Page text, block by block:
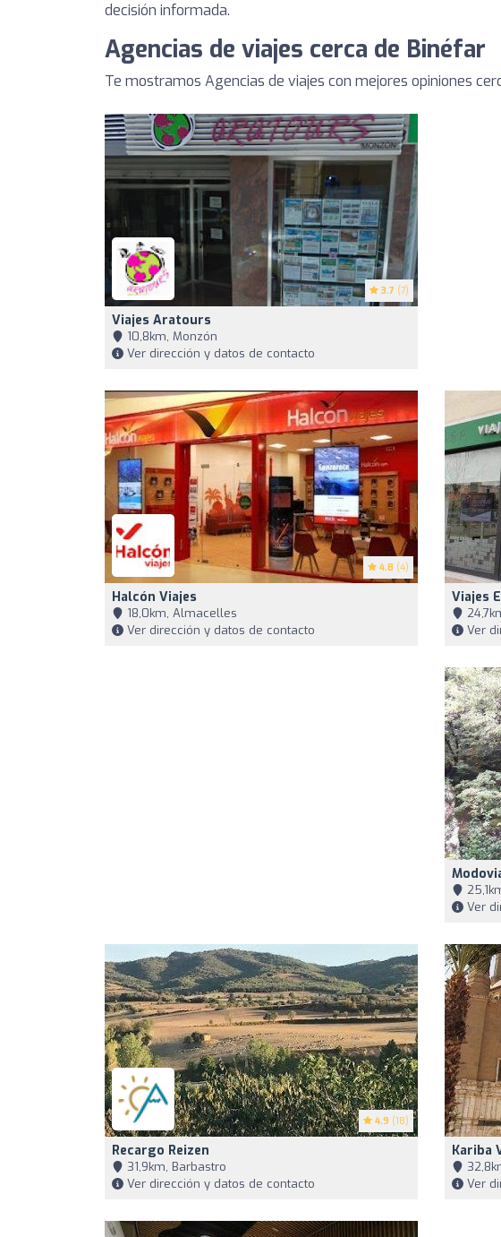
decisión informada.
Agencias de viajes cerca de Binéfar
Te mostramos Agencias de viajes con mejores opiniones
3.7 (7)
Viajes Aratours
10,8km, Monzón
Ver dirección y datos de contacto
4.8 (4)
Halcón Viajes
18,0km, Almacelles
Ver dirección y datos de contacto
Viajes
Ver
Ver
4.9 (18)
Recargo Reizen
31,9km, Barbastro
Ver dirección y datos de contacto
Kariba
Ver